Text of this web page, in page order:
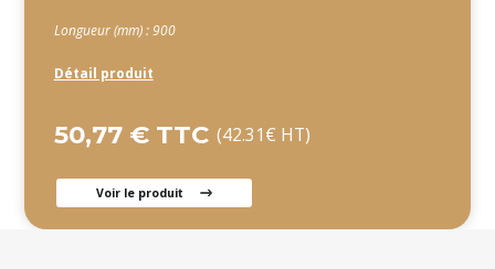
Longueur (mm) : 900
Détail produit
50,77 € TTC (42.31€ HT)
Voir le produit